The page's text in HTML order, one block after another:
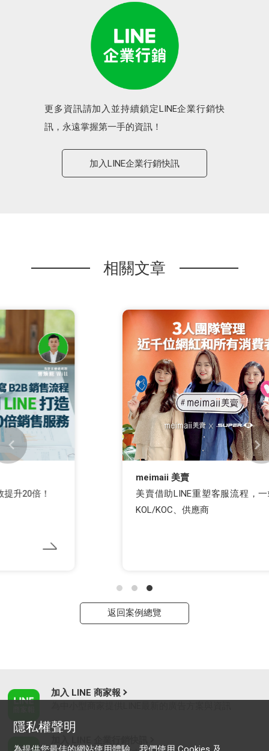
更多資訊請加入並持續鎖定LINE企業行銷快
訊，永遠掌握第一手的資訊！
加入LINE企業行銷快訊
相關文章
美賣借助LINE重塑客服流程，一站管理消費者、
返回案例總覽
加入 LINE 商家報
隱私權聲明